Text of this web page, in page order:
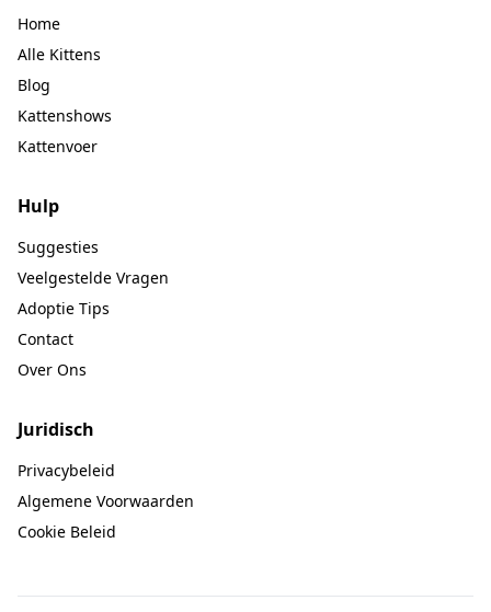
Home
Alle Kittens
Blog
Kattenshows
Kattenvoer
Hulp
Suggesties
Veelgestelde Vragen
Adoptie Tips
Contact
Over Ons
Juridisch
Privacybeleid
Algemene Voorwaarden
Cookie Beleid